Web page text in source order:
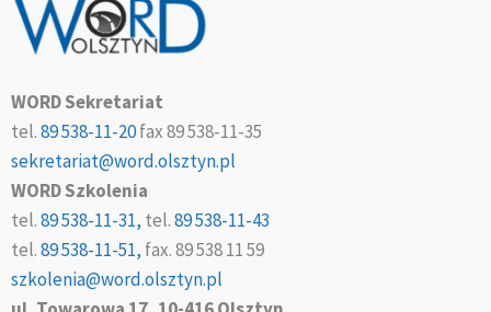
WORD Sekretariat
tel.89 538-11-20fax 89 538-11-35
sekretariat@word.olsztyn.pl
WORD Szkolenia
tel.89 538-11-31, tel.89 538-11-43
tel.89 538-11-51, fax. 89 538 11 59
szkolenia@word.olsztyn.pl